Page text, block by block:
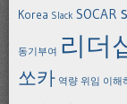
Korea Slack SOCAR
동기부여 리더
쏘카 역량 위임 이해